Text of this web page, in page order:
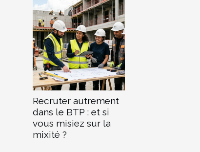
Recruter autrement
dans le BTP : et si
vous misiez sur la
mixité ?